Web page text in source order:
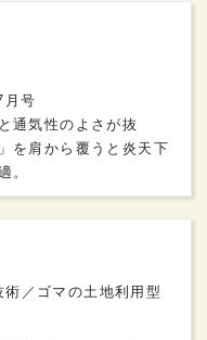
月号
通気性のよさが抜
を肩から覆うと炎天下
。
／ゴマの土地利用型